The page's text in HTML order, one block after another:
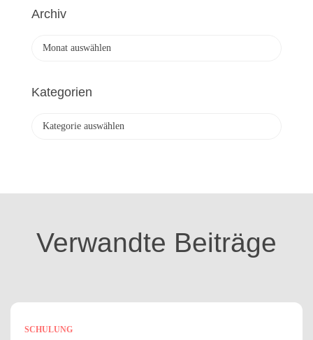
Archiv
h
Kategorien
o
Verwandte Beiträge
SCHULUNG